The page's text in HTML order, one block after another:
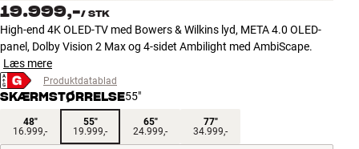
NYHEDER
TILBUD
Find Butik
Kundeservice
Log ind
19.999,-/ STK
High-end 4K OLED-TV med Bowers & Wilkins lyd, META 4.0 OLED-
panel, Dolby Vision 2 Max og 4-sidet Ambilight med AmbiScape.
Læs mere
Produktdatablad
SKÆRMSTØRRELSE55"
48"
16.999,-
55"
19.999,-
65"
24.999,-
77"
34.999,-